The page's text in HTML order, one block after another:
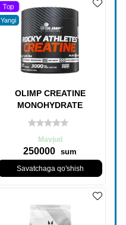
Top
Yangi
OLIMP CREATINE
MONOHYDRATE
Mavjud
250000 sum
Savatchaga qo'shish